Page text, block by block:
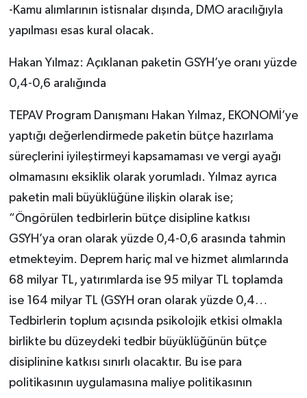
-Kamu alımlarının istisnalar dışında, DMO aracılığıyla
yapılması esas kural olacak.
Hakan Yılmaz: Açıklanan paketin GSYH’ye oranı yüzde
0,4-0,6 aralığında
TEPAV Program Danışmanı Hakan Yılmaz, EKONOMİ’ye
yaptığı değerlendirmede paketin bütçe hazırlama
süreçlerini iyileştirmeyi kapsamaması ve vergi ayağı
olmamasını eksiklik olarak yorumladı. Yılmaz ayrıca
paketin mali büyüklüğüne ilişkin olarak ise;
“Öngörülen tedbirlerin bütçe disipline katkısı
GSYH’ya oran olarak yüzde 0,4-0,6 arasında tahmin
etmekteyim. Deprem hariç mal ve hizmet alımlarında
68 milyar TL, yatırımlarda ise 95 milyar TL toplamda
ise 164 milyar TL (GSYH oran olarak yüzde 0,4…
Tedbirlerin toplum açısında psikolojik etkisi olmakla
birlikte bu düzeydeki tedbir büyüklüğünün bütçe
disiplinine katkısı sınırlı olacaktır. Bu ise para
politikasının uygulamasına maliye politikasının